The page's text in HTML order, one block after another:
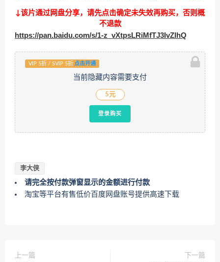
↓该片通过网盘分享，请先点击确定未失效再购买，否则概
不退款
https://pan.baidu.com/s/1-z_vXtpsLRiMfTJ3IvZIhQ
VIP 5折 / SVIP 5折 点击开通
当前隐藏内容需要支付
5元
登录购买
李大侠
请完全按付款弹窗显示的金额进行付款
淘宝等平台有售低价百度网盘账号提供高速下载
上一篇
下一篇